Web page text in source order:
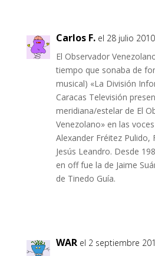
Carlos F. el 28 julio
El Observador
tiempo que sonaba de
musical) «La División
Caracas Televisión
meridiana/estelar de El
Venezolano» en las
Alexander Fréitez Pulido,
Jesús Leandro. Desde
en off fue la de Jaime
de Tinedo Guía.
WAR el 2 septiembre